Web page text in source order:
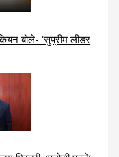
बोले- ‘सुप्रीम लीडर